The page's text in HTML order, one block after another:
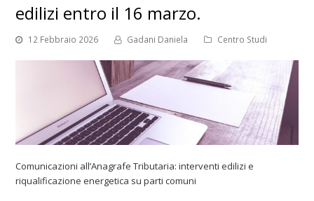
edilizi entro il 16 marzo.
12 Febbraio 2026 Gadani Daniela Centro Studi
Comunicazioni all’Anagrafe Tributaria: interventi edilizi e
riqualificazione energetica su parti comuni